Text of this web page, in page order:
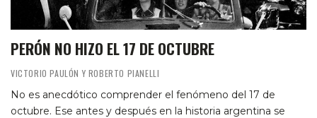
PERÓN NO HIZO EL 17 DE OCTUBRE
VICTORIO PAULÓN Y ROBERTO PIANELLI
No es anecdótico comprender el fenómeno del 17 de
octubre. Ese antes y después en la historia argentina se